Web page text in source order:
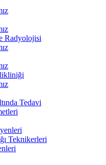
Radyolojisi
Tedavi
Teknikerleri